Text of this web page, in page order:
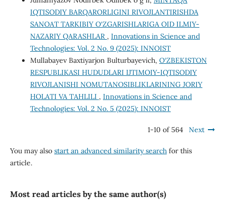
IQTISODIY BARQARORLIGINI RIVOJLANTIRISHDA
SANOAT TARKIBIY O‘ZGARISHLARIGA OID ILMIY-
NAZARIY QARASHLAR , Innovations in Science and
Technologies: Vol. 2 No. 9 (2025): INNOIST
Mullabayev Baxtiyarjon Bulturbayevich, O‘ZBEKISTON
RESPUBLIKASI HUDUDLARI IJTIMOIY-IQTISODIY
RIVOJLANISHI NOMUTANOSIBLIKLARINING JORIY
HOLATI VA TAHLILI , Innovations in Science and
Technologies: Vol. 2 No. 5 (2025): INNOIST
1-10 of 564 Next
You may also start an advanced similarity searchfor this
article.
Most read articles by the same author(s)